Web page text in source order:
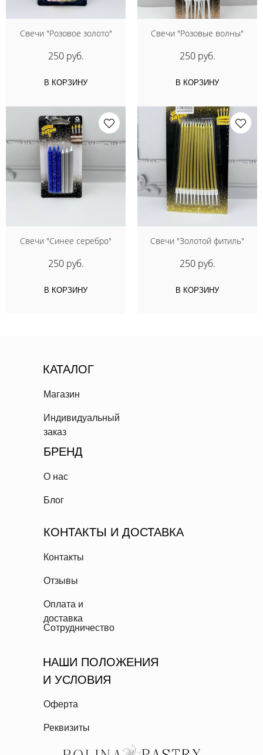
Свечи "Розовое золото"
250 руб.
В КОРЗИНУ
Свечи "Розовые волны"
250 руб.
В КОРЗИНУ
Свечи "Синее серебро"
250 руб.
В КОРЗИНУ
Свечи "Золотой фитиль"
250 руб.
В КОРЗИНУ
КАТАЛОГ
БРЕНД
КОНТАКТЫ И ДОСТАВКА
Магазин
Индивидуальный
заказ
О нас
Блог
Контакты
Отзывы
Оплата и
доставка
Сотрудничество
НАШИ ПОЛОЖЕНИЯ
И УСЛОВИЯ
Оферта
Реквизиты